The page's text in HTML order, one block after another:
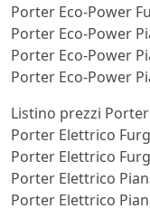
Porter Eco-Power
Porter Eco-Power
Porter Eco-Power
Porter Eco-Power
Listino prezzi Porter
Porter Elettrico
Porter Elettrico
Porter Elettrico
Porter Elettrico